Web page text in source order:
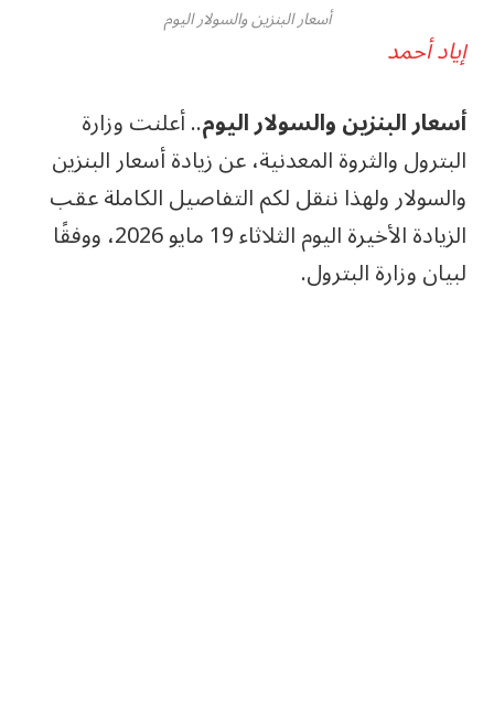
أسعار البنزين والسولار اليوم
إياد أحمد
أسعار البنزين والسولار اليوم.. أعلنت وزارة
البترول والثروة المعدنية، عن زيادة أسعار البنزين
والسولار ولهذا ننقل لكم التفاصيل الكاملة عقب
الزيادة الأخيرة اليوم الثلاثاء 19 مايو 2026، ووفقًا
لبيان وزارة البترول.